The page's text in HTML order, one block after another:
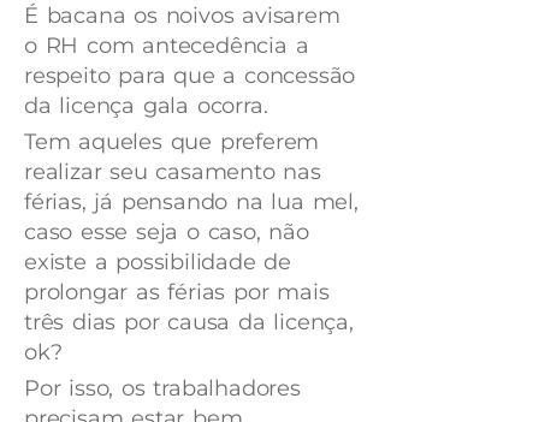
É bacana os noivos avisarem
o RH com antecedência a
respeito para que a concessão
da licença gala ocorra.
Tem aqueles que preferem
realizar seu casamento nas
férias, já pensando na lua mel,
caso esse seja o caso, não
existe a possibilidade de
prolongar as férias por mais
três dias por causa da licença,
ok?
Por isso, os trabalhadores